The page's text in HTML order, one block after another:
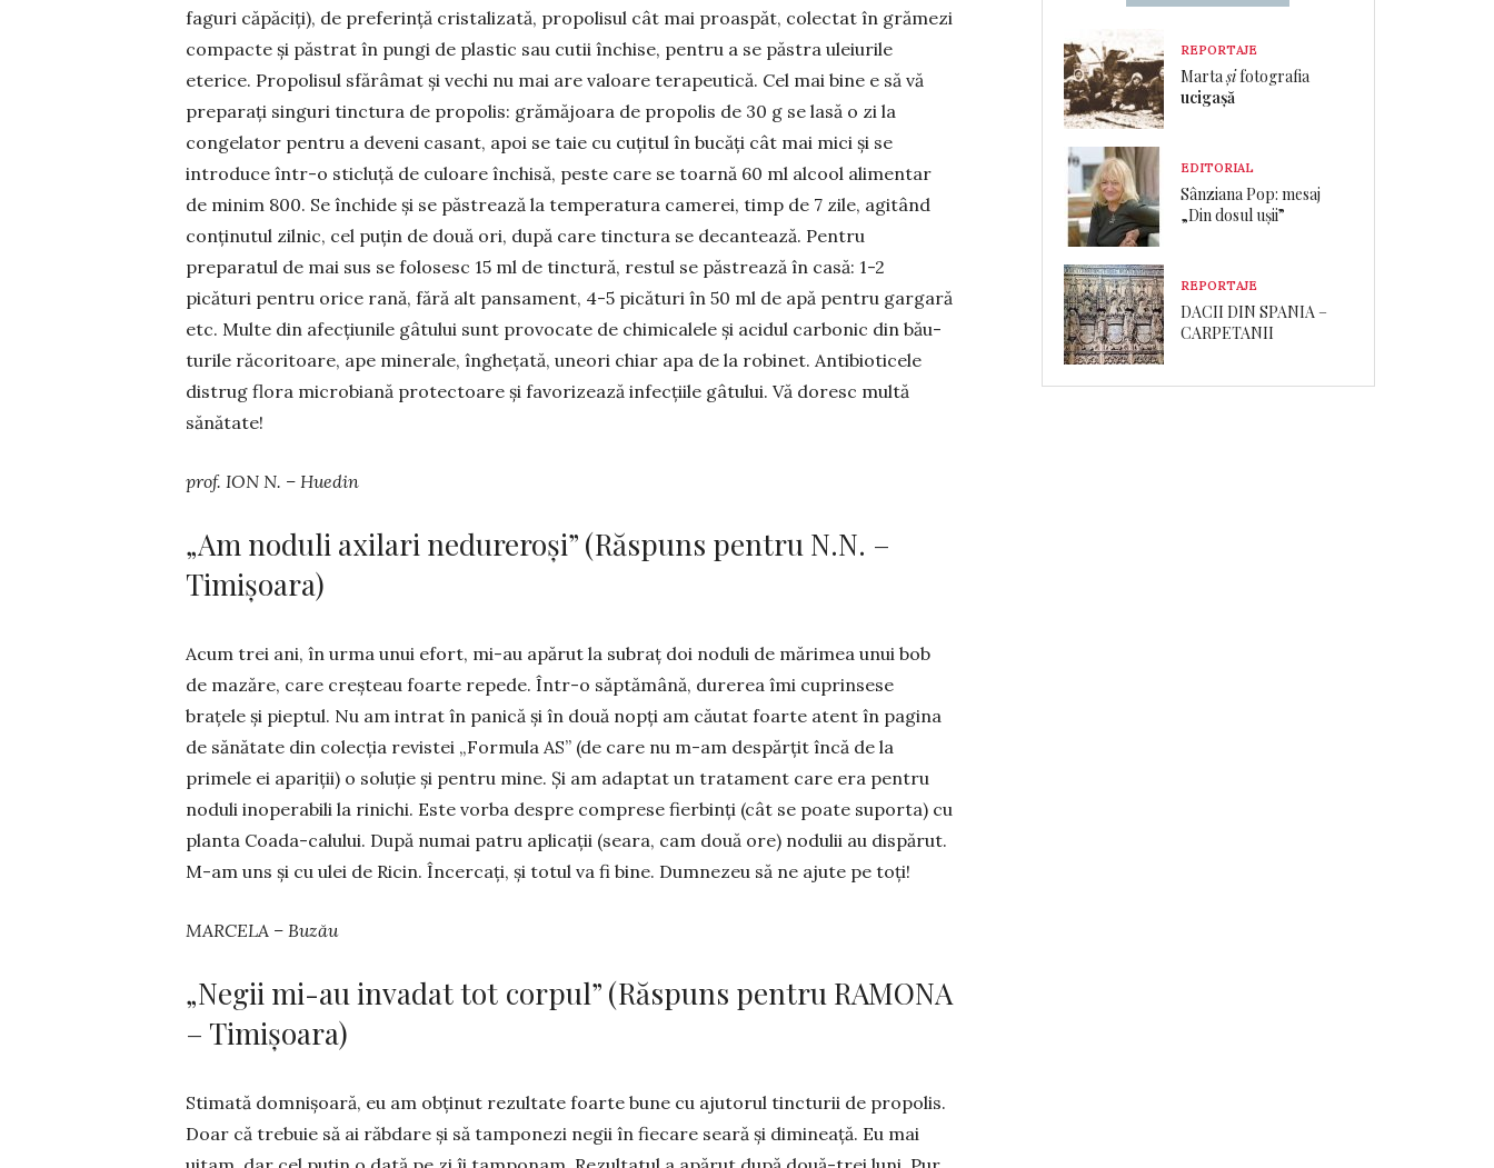
fa­guri căpăciți), de preferință crista­lizată, propolisul cât mai proaspăt, co­lectat în grămezi
compacte și păstrat în pungi de plastic sau cutii închise, pentru a se păstra uleiurile
eterice. Pro­polisul sfărâmat și vechi nu mai are valoare tera­pe­u­tică. Cel mai bine e să vă
preparați sin­guri tinctura de pro­polis: gră­mă­joara de propolis de 30 g se lasă o zi la
congelator pentru a deveni casant, apoi se taie cu cu­țitul în bucăți cât mai mici și se
introduce într-o stic­lu­ță de culoare închisă, peste care se toarnă 60 ml al­cool alimentar
de minim 800. Se închide și se păs­trează la tempe­ratura camerei, timp de 7 zile, agitând
con­ținutul zilnic, cel puțin de două ori, după care tinc­tura se decantează. Pentru
preparatul de mai sus se fo­losesc 15 ml de tinctură, restul se păstrează în casă: 1-2
picături pentru orice rană, fără alt pansament, 4-5 picături în 50 ml de apă pentru gar­gară
etc. Multe din afecțiunile gâtului sunt provocate de chimicalele și acidul carbonic din bău­
turile răcoritoare, ape mi­ne­ra­le, înghețată, une­ori chiar apa de la robinet. An­ti­bio­ticele
distrug flora microbiană protectoare și fa­vorizează infec­țiile gâtului. Vă doresc multă
sănătate!
prof. ION N. – Huedin
„Am noduli axilari nedureroși” (Răspuns pentru N.N. –
Timișoara)
Acum trei ani, în urma unui efort, mi-au apărut la subraț doi noduli de mărimea unui bob
de ma­zăre, care creșteau foarte repede. Într-o săptă­mână, du­rerea îmi cuprinsese
brațele și pieptul. Nu am intrat în pa­nică și în două nopți am căutat foarte atent în pagina
de sănătate din colecția revistei „Formula AS” (de care nu m-am despărțit încă de la
primele ei apariții) o soluție și pentru mine. Și am adaptat un tratament care era pentru
noduli inoperabili la rinichi. Este vorba despre comprese fierbinți (cât se poate suporta) cu
planta Coada-calului. După numai patru aplicații (seara, cam două ore) nodulii au dispărut.
M-am uns și cu ulei de Ricin. În­cercați, și totul va fi bine. Dum­nezeu să ne ajute pe toți!
MARCELA – Buzău
„Negii mi-au invadat tot corpul” (Răspuns pentru RAMONA
– Timișoara)
Stimată domnișoară, eu am obținut rezultate foarte bune cu ajutorul tincturii de propolis.
Doar că tre­buie să ai răbdare și să tamponezi ne­gii în fiecare seară și dimineață. Eu mai
REPORTAJE
Martașifotografia
ucigașă
EDITORIAL
Sânziana Pop: mesaj
„Din dosul ușii”
REPORTAJE
DACII DIN SPANIA –
CARPETANII